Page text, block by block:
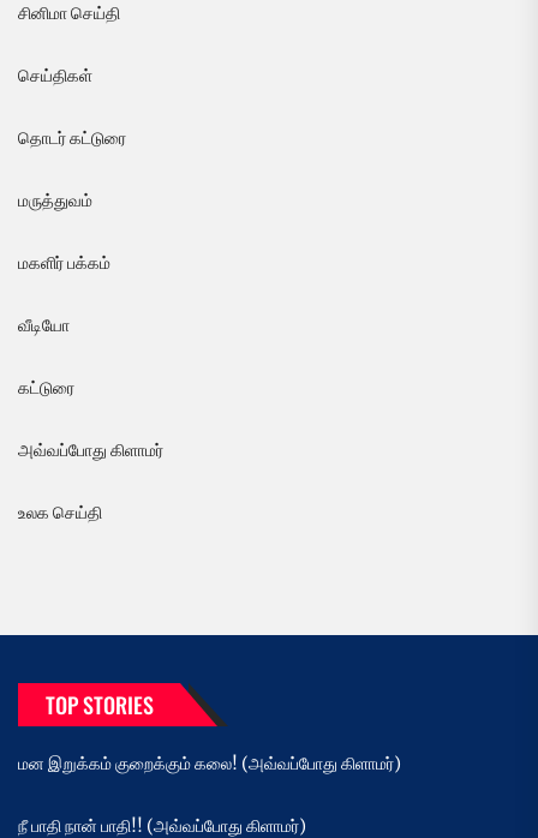
சினிமா செய்தி
செய்திகள்
தொடர் கட்டுரை
மருத்துவம்
மகளிர் பக்கம்
வீடியோ
கட்டுரை
அவ்வப்போது கிளாமர்
உலக செய்தி
TOP STORIES
மன இறுக்கம் குறைக்கும் கலை! (அவ்வப்போது கிளாமர்)
நீ பாதி நான் பாதி!! (அவ்வப்போது கிளாமர்)